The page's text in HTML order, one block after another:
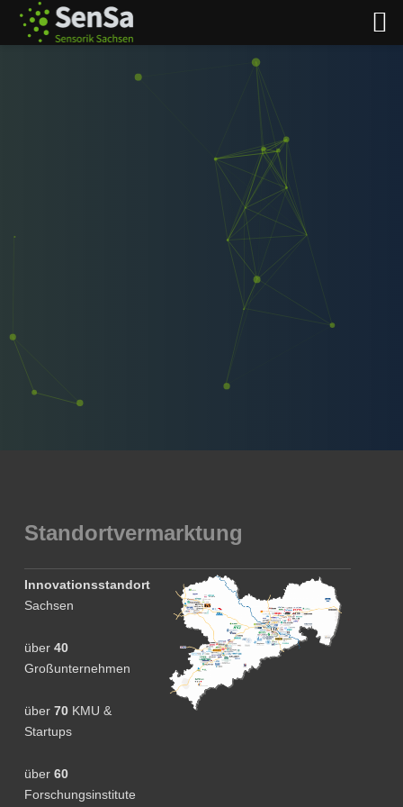
Standortvermarktung
Innovationsstandort
Sachsen
über40
Großunternehmen
über70 KMU &
Startups
über60
Forschungsinstitute